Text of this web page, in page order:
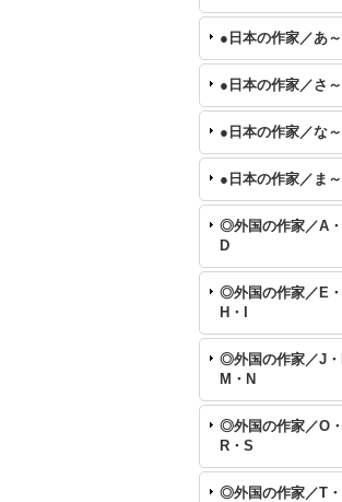
●日本の作家／あ～
●日本の作家／さ
●日本の作家／な
●日本の作家／ま
◎外国の作家／A・
D
◎外国の作家／E・
H・I
◎外国の作家／J・
M・N
◎外国の作家／O
R・S
◎外国の作家／T・